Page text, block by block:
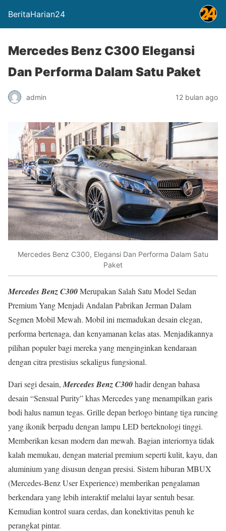
BeritaHarian24
Mercedes Benz C300 Elegansi
Dan Performa Dalam Satu Paket
admin 12 bulan ago
Mercedes Benz C300, Elegansi Dan Performa Dalam Satu
Paket
Mercedes Benz C300Merupakan Salah Satu Model Sedan
Premium Yang Menjadi Andalan Pabrikan Jerman Dalam
Segmen Mobil Mewah. Mobil ini memadukan desain elegan,
performa bertenaga, dan kenyamanan kelas atas. Menjadikannya
pilihan populer bagi mereka yang menginginkan kendaraan
dengan citra prestisius sekaligus fungsional.
Dari segi desain, Mercedes Benz C300hadir dengan bahasa
desain “Sensual Purity” khas Mercedes yang menampilkan garis
bodi halus namun tegas. Grille depan berlogo bintang tiga runcing
yang ikonik berpadu dengan lampu LED berteknologi tinggi.
Memberikan kesan modern dan mewah. Bagian interiornya tidak
kalah memukau, dengan material premium seperti kulit, kayu, dan
aluminium yang disusun dengan presisi. Sistem hiburan MBUX
(Mercedes-Benz User Experience) memberikan pengalaman
berkendara yang lebih interaktif melalui layar sentuh besar.
Kemudian kontrol suara cerdas, dan konektivitas penuh ke
perangkat pintar.